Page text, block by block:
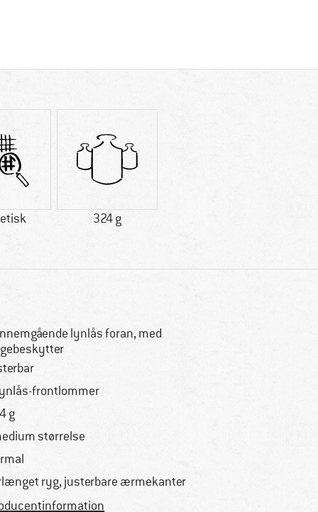
324 g
lynlås foran, med
frontlommer
g
størrelse
ryg, justerbare ærmekanter